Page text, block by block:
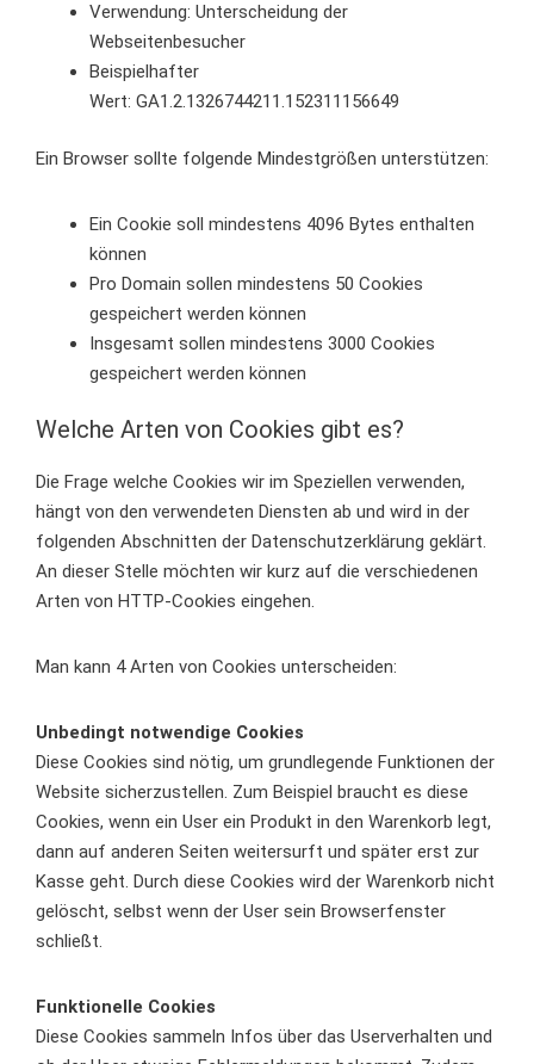
Verwendung: Unterscheidung der
Webseitenbesucher
Beispielhafter
Wert: GA1.2.1326744211.152311156649
Ein Browser sollte folgende Mindestgrößen unterstützen:
Ein Cookie soll mindestens 4096 Bytes enthalten
können
Pro Domain sollen mindestens 50 Cookies
gespeichert werden können
Insgesamt sollen mindestens 3000 Cookies
gespeichert werden können
Welche Arten von Cookies gibt es?
Die Frage welche Cookies wir im Speziellen verwenden,
hängt von den verwendeten Diensten ab und wird in der
folgenden Abschnitten der Datenschutzerklärung geklärt.
An dieser Stelle möchten wir kurz auf die verschiedenen
Arten von HTTP-Cookies eingehen.
Man kann 4 Arten von Cookies unterscheiden:
Unbedingt notwendige Cookies
Diese Cookies sind nötig, um grundlegende Funktionen der
Website sicherzustellen. Zum Beispiel braucht es diese
Cookies, wenn ein User ein Produkt in den Warenkorb legt,
dann auf anderen Seiten weitersurft und später erst zur
Kasse geht. Durch diese Cookies wird der Warenkorb nicht
gelöscht, selbst wenn der User sein Browserfenster
schließt.
Funktionelle Cookies
Diese Cookies sammeln Infos über das Userverhalten und